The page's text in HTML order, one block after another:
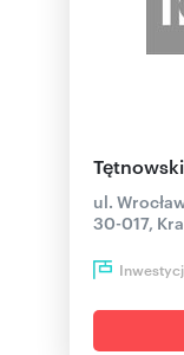
ul.
30-017,